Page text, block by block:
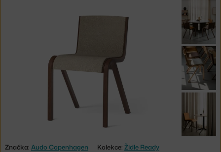
Značka: Audo Copenhagen Kolekce: Židle Ready